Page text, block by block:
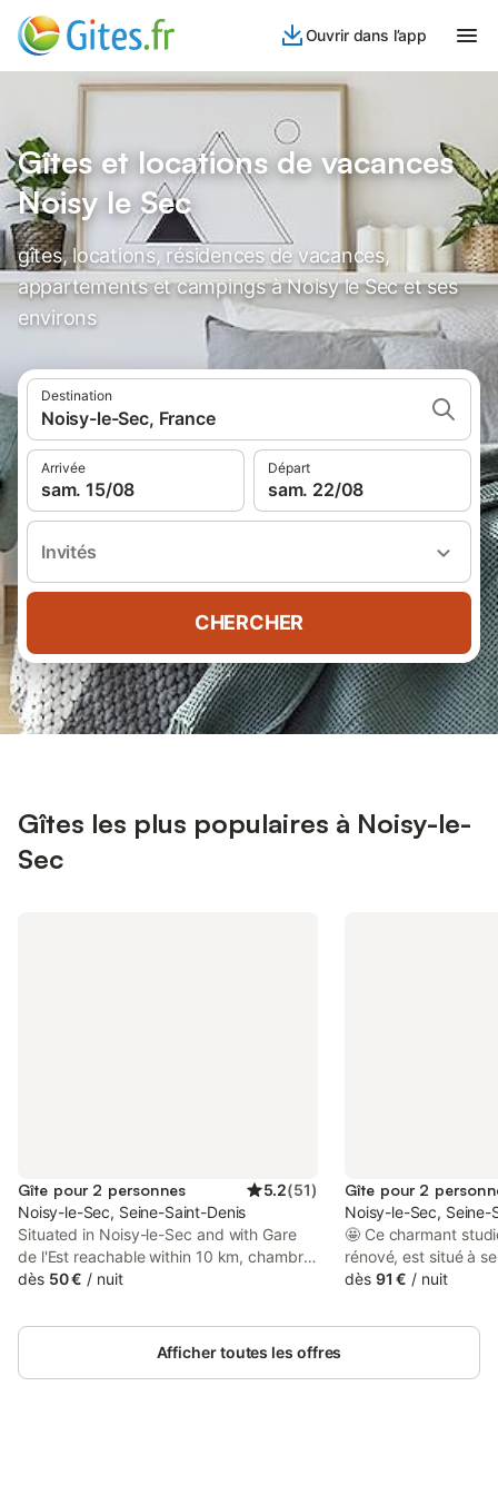
Ouvrir dans l’app
Gîtes et locations de vacances
Noisy le Sec
gîtes, locations, résidences de vacances,
appartements et campings à Noisy le Sec et ses
environs
Destination
Noisy-le-Sec, France
Arrivée
sam. 15/08
Départ
sam. 22/08
Invités
CHERCHER
Gîtes les plus populaires à Noisy-le-
Sec
Gîte pour 2 personnes 5.2(51)
Noisy-le-Sec, Seine-Saint-Denis
Situated in Noisy-le-Sec and with Gare
de l'Est reachable within 10 km, chambre
noisy features a garden, soundproof
It is located 10 km from Stade de France
and provides luggage storage space.
dès 50 € / nuit
Gîte pour 2
Noisy-le-Sec, Seine-
🤩 Ce charmant
rénové, est situé à
de Paris en train
profiter de la
dès 91 € / nuit
Afficher toutes les offres